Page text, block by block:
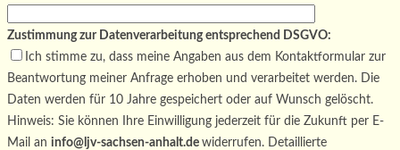
Zustimmung zur Datenverarbeitung entsprechend DSGVO:
Ich stimme zu, dass meine Angaben aus dem Kontaktformular zur
Beantwortung meiner Anfrage erhoben und verarbeitet werden. Die
Daten werden für 10 Jahre gespeichert oder auf Wunsch gelöscht.
Hinweis: Sie können Ihre Einwilligung jederzeit für die Zukunft per E-
Mail an info@ljv-sachsen-anhalt.de widerrufen. Detaillierte